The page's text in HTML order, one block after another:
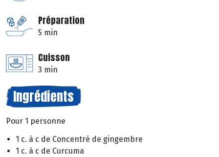
Préparation
5 min
Cuisson
3 min
Ingrédients
Pour 1 personne
1 c. à c de Concentré de gingembre
1 c. à c de Curcuma